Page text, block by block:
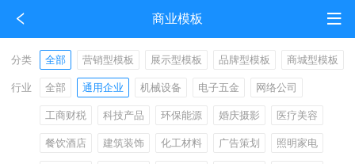
商业模板
分类 全部 营销型模板 展示型模板 品牌型模板 商城型模板
行业 全部 通用企业 机械设备 电子五金 网络公司
工商财税 科技产品 环保能源 婚庆摄影 医疗美容
餐饮酒店 建筑装饰 化工材料 广告策划 照明家电